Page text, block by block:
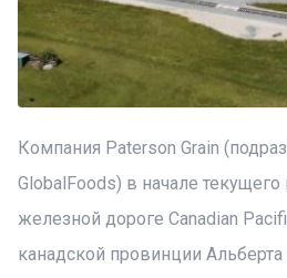
Компания Paterson Grain
GlobalFoods) в начале
железной дороге Canadian
канадской провинции